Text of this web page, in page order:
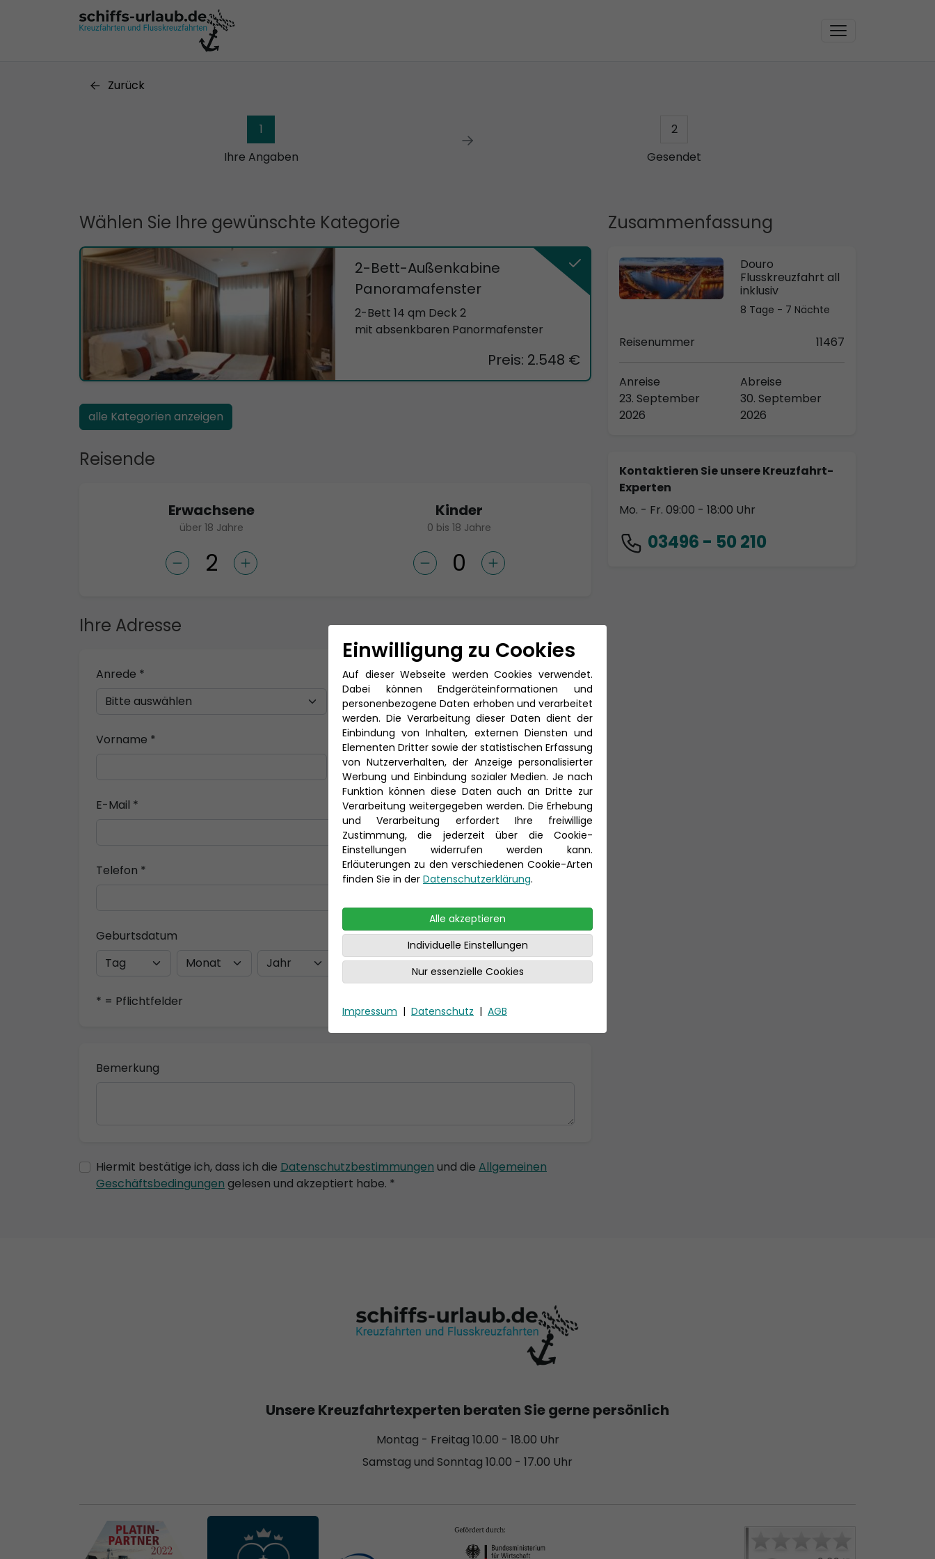
Zurück
1
Ihre Angaben
2
Gesendet
Zusammenfassung
Douro
Flusskreuzfahrt all
inklusiv
8 Tage - 7 Nächte
Reisenummer 11467
Anreise
23. September
2026
Abreise
30. September
2026
Kontaktieren Sie unsere Kreuzfahrt-
Experten
Mo. - Fr. 09:00 - 18:00 Uhr
03496 - 50 210
Wählen Sie Ihre gewünschte Kategorie
2-Bett-Außenkabine
Panoramafenster
2-Bett 14 qm Deck 2
mit absenkbaren Panormafenster
Preis: 2.548 €
alle Kategorien anzeigen
Reisende
Erwachsene
über 18 Jahre
Kinder
0 bis 18 Jahre
Ihre Adresse
Anrede * Titel
Vorname * Nachname *
E-Mail *
Telefon *
Geburtsdatum
* = Pflichtfelder
Bemerkung
Hiermit bestätige ich, dass ich die Datenschutzbestimmungen und die Allgemeinen
Geschäftsbedingungen gelesen und akzeptiert habe. *
Einwilligung zu Cookies
Auf dieser Webseite werden Cookies verwendet.
Dabei können Endgeräteinformationen und
personenbezogene Daten erhoben und verarbeitet
werden. Die Verarbeitung dieser Daten dient der
Einbindung von Inhalten, externen Diensten und
Elementen Dritter sowie der statistischen Erfassung
von Nutzerverhalten, der Anzeige personalisierter
Werbung und Einbindung sozialer Medien. Je nach
Funktion können diese Daten auch an Dritte zur
Verarbeitung weitergegeben werden. Die Erhebung
und Verarbeitung erfordert Ihre freiwillige
Zustimmung, die jederzeit über die Cookie-
Einstellungen widerrufen werden kann.
Erläuterungen zu den verschiedenen Cookie-Arten
finden Sie in der Datenschutzerklärung.
Alle akzeptieren
Individuelle Einstellungen
Nur essenzielle Cookies
Impressum | Datenschutz | AGB
Unsere Kreuzfahrtexperten beraten Sie gerne persönlich
Montag - Freitag 10.00 - 18.00 Uhr
Samstag und Sonntag 10.00 - 17.00 Uhr